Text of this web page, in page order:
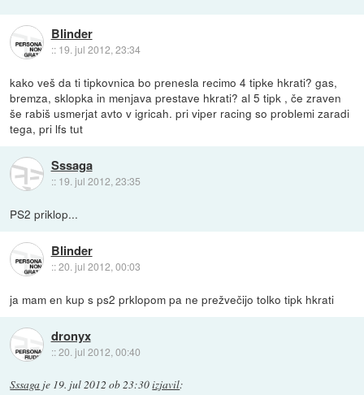
Blinder
:: 19. jul 2012, 23:34
kako veš da ti tipkovnica bo prenesla recimo 4 tipke hkrati? gas,
bremza, sklopka in menjava prestave hkrati? al 5 tipk , če zraven
še rabiš usmerjat avto v igricah. pri viper racing so problemi zaradi
tega, pri lfs tut
Sssaga
:: 19. jul 2012, 23:35
PS2 priklop...
Blinder
::20. jul 2012, 00:03
ja mam en kup s ps2 prklopom pa ne prežvečijo tolko tipk hkrati
dronyx
::20. jul 2012, 00:40
Sssaga je 19. jul 2012 ob 23:30izjavil: